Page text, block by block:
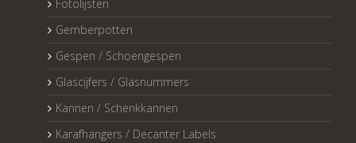
Fotolijsten
Gemberpotten
Gespen / Schoengespen
Glascijfers / Glasnummers
Kannen / Schenkkannen
Karafhangers / Decanter Labels